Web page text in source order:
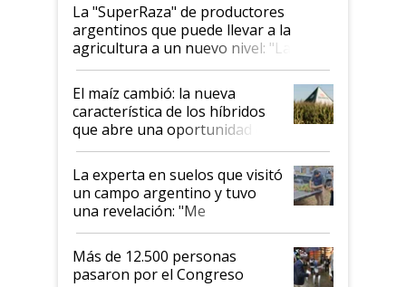
La "SuperRaza" de productores
argentinos que puede llevar a la
agricultura a un nuevo nivel: "Las
posibilidades de crecimiento son
infinitas"
El maíz cambió: la nueva
característica de los híbridos
que abre una oportunidad en
el lote
La experta en suelos que visitó
un campo argentino y tuvo
una revelación: "Me
impresionó mucho"
Más de 12.500 personas
pasaron por el Congreso